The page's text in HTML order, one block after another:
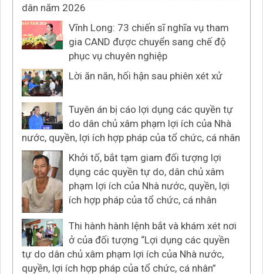
dân năm 2026
Vĩnh Long: 73 chiến sĩ nghĩa vụ tham
gia CAND được chuyển sang chế độ
phục vụ chuyên nghiệp
Lời ăn năn, hối hận sau phiên xét xử
Tuyên án bị cáo lợi dụng các quyền tự
do dân chủ xâm phạm lợi ích của Nhà
nước, quyền, lợi ích hợp pháp của tổ chức, cá nhân
Khởi tố, bắt tạm giam đối tượng lợi
dụng các quyền tự do, dân chủ xâm
phạm lợi ích của Nhà nước, quyền, lợi
ích hợp pháp của tổ chức, cá nhân
Thi hành hành lệnh bắt và khám xét nơi
ở của đối tượng “Lợi dụng các quyền
tự do dân chủ xâm phạm lợi ích của Nhà nước,
quyền, lợi ích hợp pháp của tổ chức, cá nhân”